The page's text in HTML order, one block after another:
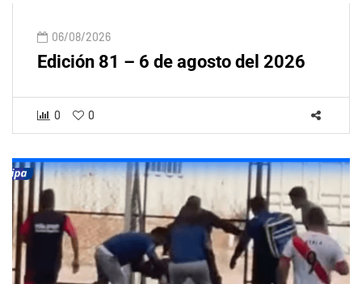
06/08/2026
Edición 81 – 6 de agosto del 2026
0 0